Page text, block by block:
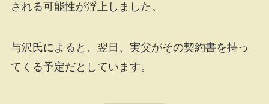
される可能性が浮上しました。
与沢氏によると、翌日、実父がその契約書を持っ
てくる予定だとしています。